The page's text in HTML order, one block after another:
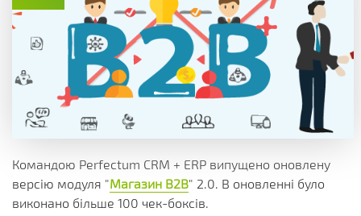
Командою Perfectum CRM + ERP випущено оновлену
версію модуля "Магазин В2В" 2.0. В оновленні було
виконано більше 100 чек-боксів.